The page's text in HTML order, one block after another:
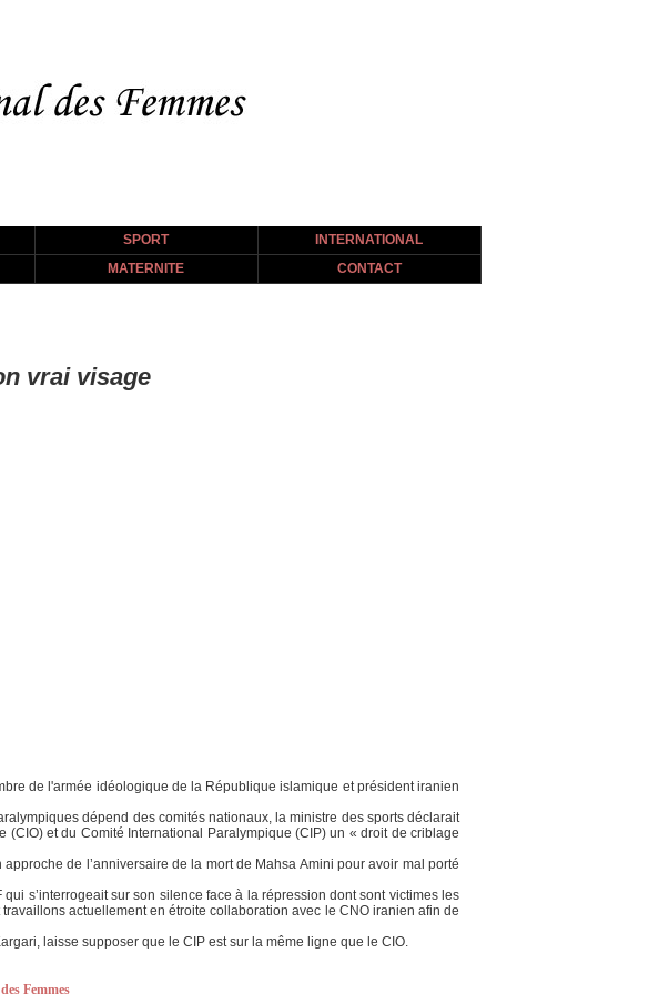
SPORT
INTERNATIONAL
MATERNITE CONTACT
vrai visage
de l'armée idéologique de la République islamique et président iranien
dépend des comités nationaux, la ministre des sports déclarait
et du Comité International Paralympique (CIP) un « droit de criblage
de l’anniversaire de la mort de Mahsa Amini pour avoir mal porté
s’interrogeait sur son silence face à la répression dont sont victimes les
actuellement en étroite collaboration avec le CNO iranien afin de
laisse supposer que le CIP est sur la même ligne que le CIO.
Femmes